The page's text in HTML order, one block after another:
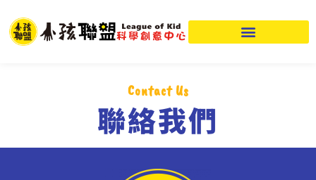
Contact Us
聯絡我們